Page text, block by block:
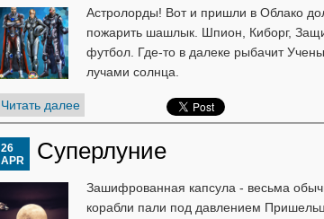
Астролорды! Вот и пришли в Облако
пожарить шашлык. Шпион, Киборг,
футбол. Где-то в далеке рыбачит
лучами солнца.
Читать далее
Суперлуние
26
APR
Зашифрованная капсула - весьма
корабли пали под давлением